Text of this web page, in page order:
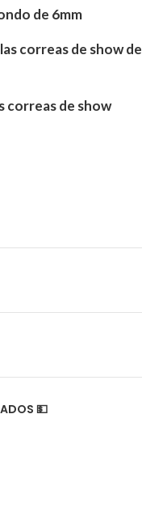
de 6mm
correas de show de
correas de show
💵